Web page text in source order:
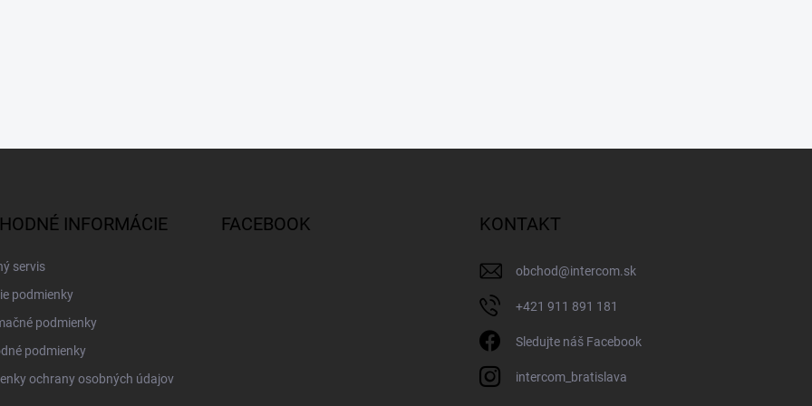
INFORMÁCIE
servis
podmienky
podmienky
podmienky
ochrany osobných údajov
FACEBOOK KONTAKT
obchod@intercom.sk
+421 911 891 181
Sledujte náš Facebook
intercom_bratislava